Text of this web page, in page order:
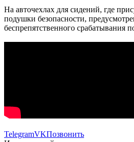
На авточехлах для сидений, где
подушки безопасности,
беспрепятственного срабатывания
TelegramVKПозвонить